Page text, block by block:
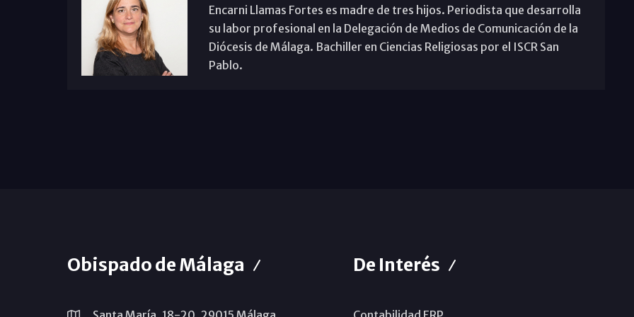
Encarni Llamas Fortes es madre de tres hijos. Periodista que desarrolla
su labor profesional en la Delegación de Medios de Comunicación de la
Diócesis de Málaga. Bachiller en Ciencias Religiosas por el ISCR San
Pablo.
Obispado de Málaga De Interés